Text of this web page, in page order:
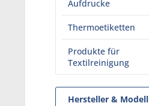
Aufdrucke
Thermoetiketten
Produkte für
Textilreinigung
Hersteller &